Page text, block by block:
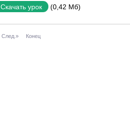
Скачать урок (0,42 Мб)
След.» Конец